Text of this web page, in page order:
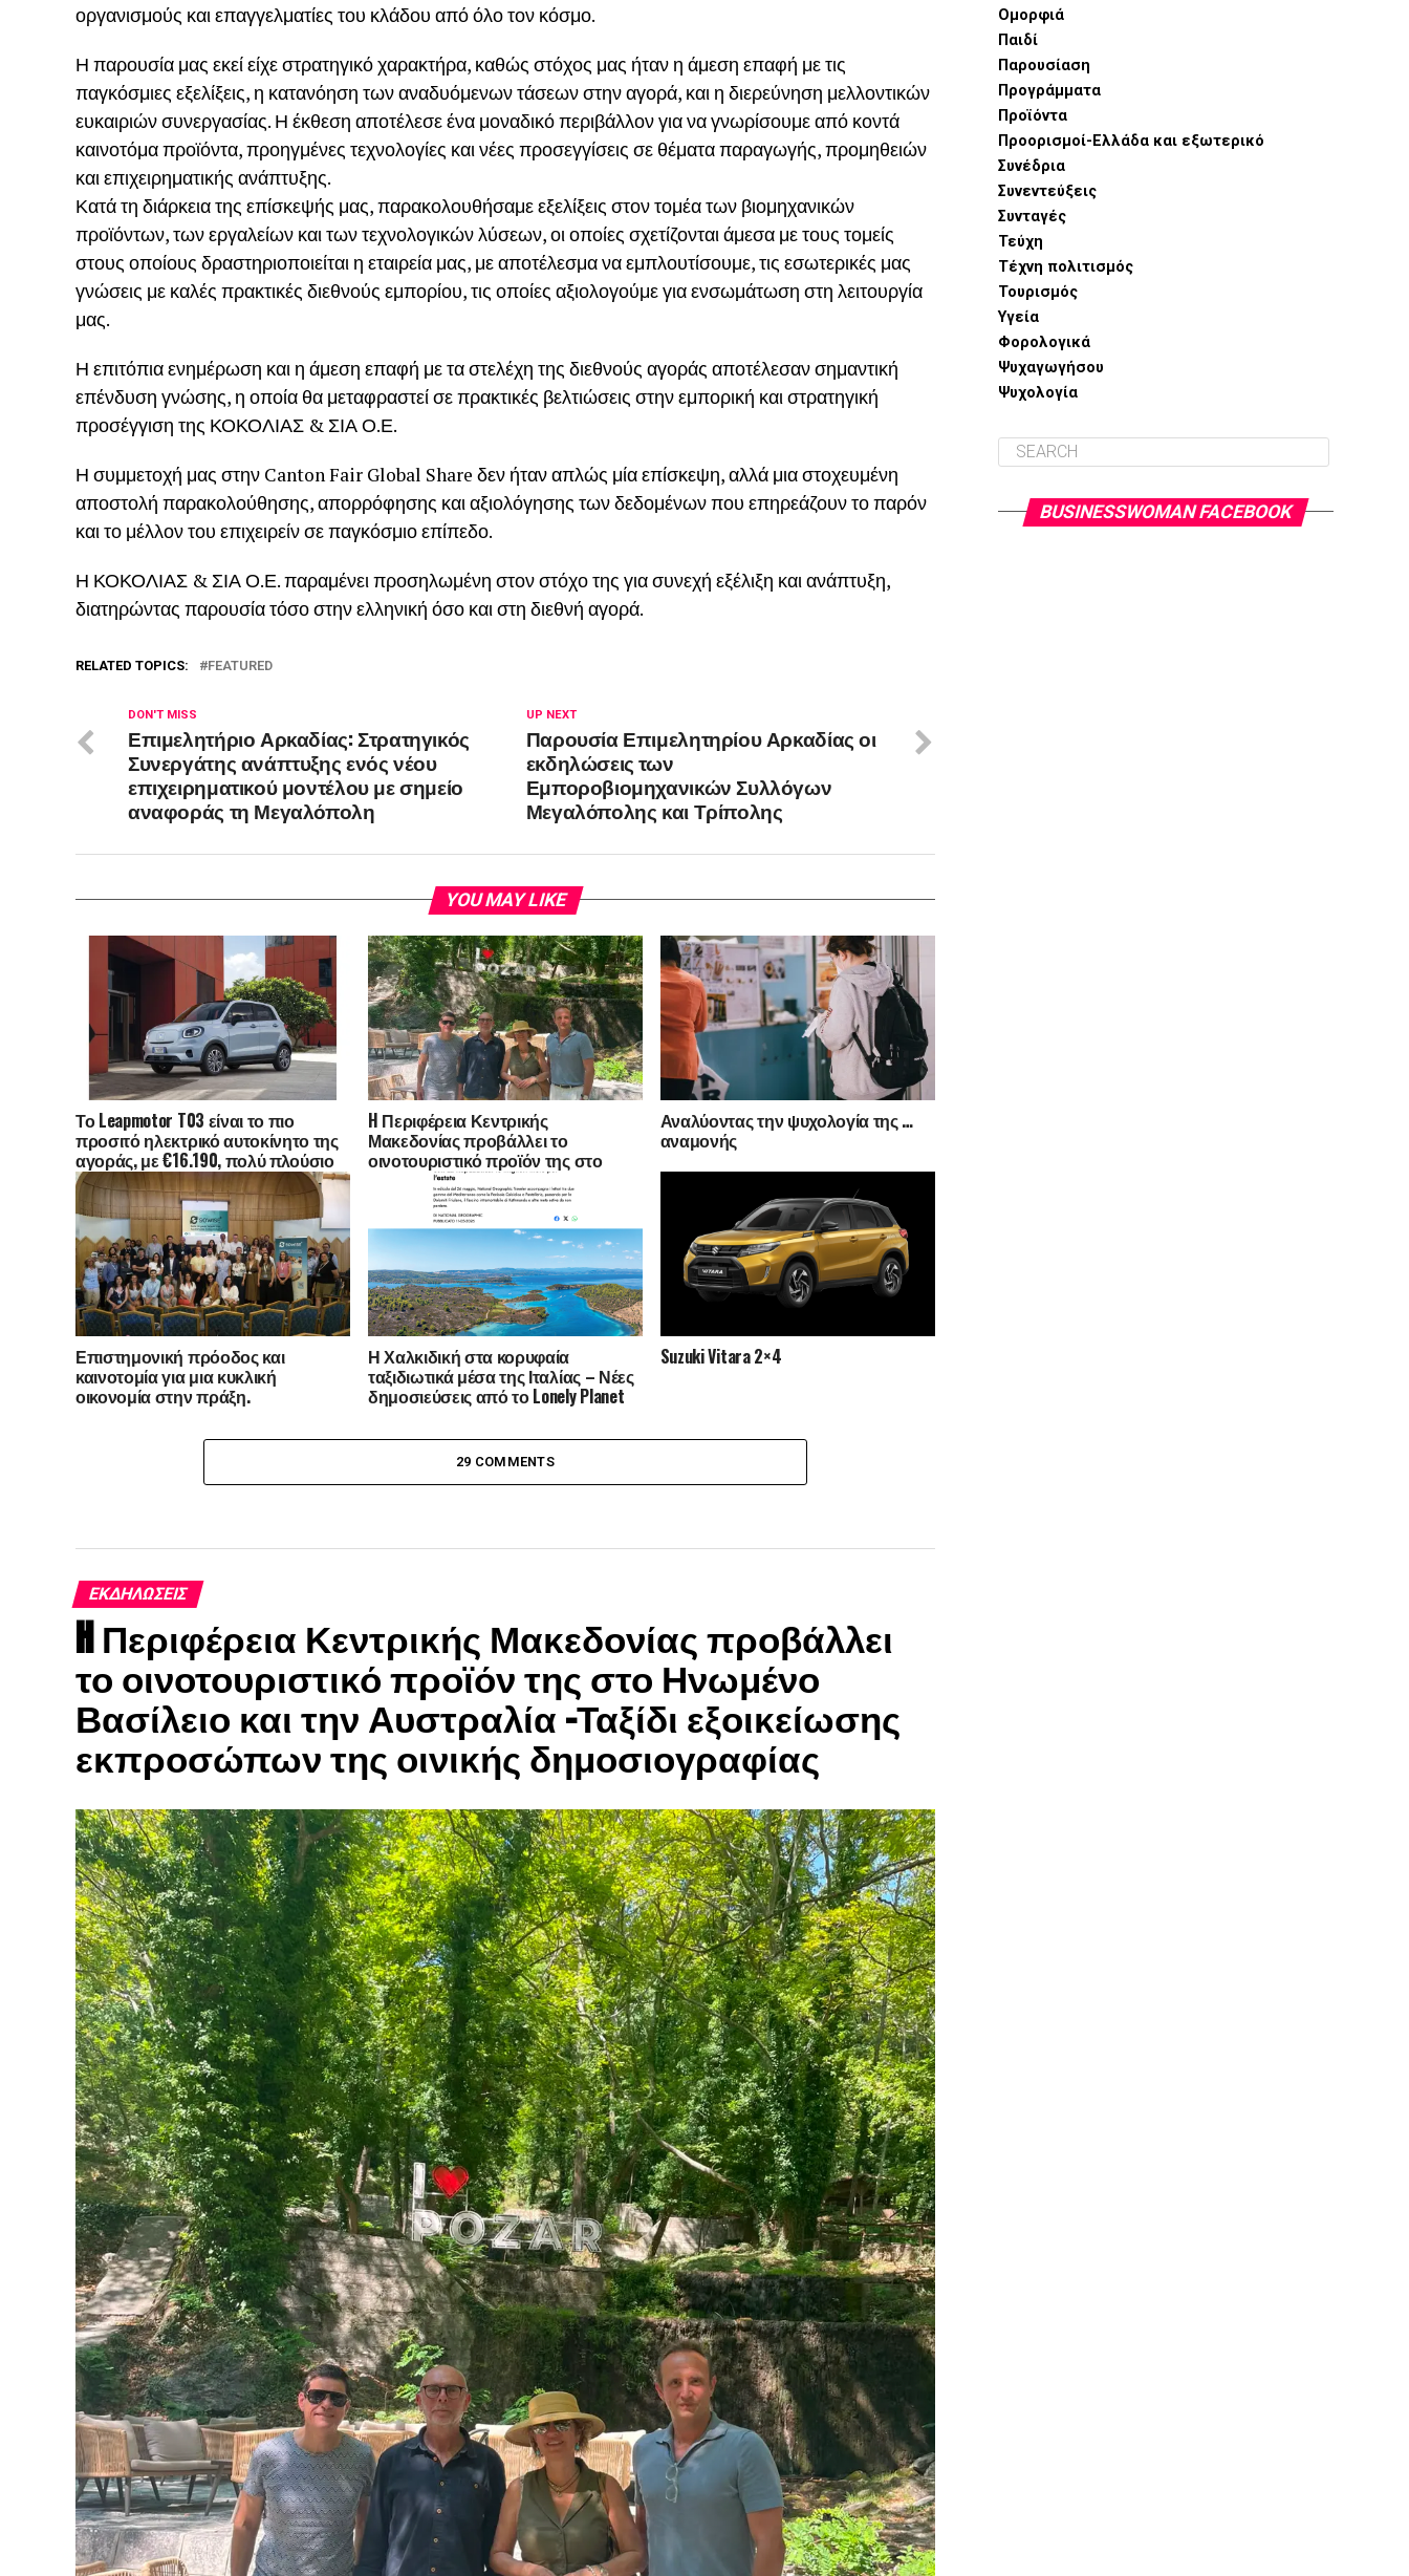
οργανισμούς και επαγγελματίες του κλάδου από όλο τον κόσμο.
Η παρουσία μας εκεί είχε στρατηγικό χαρακτήρα, καθώς στόχος μας ήταν η άμεση επαφή με τις
παγκόσμιες εξελίξεις, η κατανόηση των αναδυόμενων τάσεων στην αγορά, και η διερεύνηση μελλοντικών
ευκαιριών συνεργασίας. Η έκθεση αποτέλεσε ένα μοναδικό περιβάλλον για να γνωρίσουμε από κοντά
καινοτόμα προϊόντα, προηγμένες τεχνολογίες και νέες προσεγγίσεις σε θέματα παραγωγής, προμηθειών
και επιχειρηματικής ανάπτυξης.
Κατά τη διάρκεια της επίσκεψής μας, παρακολουθήσαμε εξελίξεις στον τομέα των βιομηχανικών
προϊόντων, των εργαλείων και των τεχνολογικών λύσεων, οι οποίες σχετίζονται άμεσα με τους τομείς
στους οποίους δραστηριοποιείται η εταιρεία μας, με αποτέλεσμα να εμπλουτίσουμε, τις εσωτερικές μας
γνώσεις με καλές πρακτικές διεθνούς εμπορίου, τις οποίες αξιολογούμε για ενσωμάτωση στη λειτουργία
μας.
Η επιτόπια ενημέρωση και η άμεση επαφή με τα στελέχη της διεθνούς αγοράς αποτέλεσαν σημαντική
επένδυση γνώσης, η οποία θα μεταφραστεί σε πρακτικές βελτιώσεις στην εμπορική και στρατηγική
προσέγγιση της ΚΟΚΟΛΙΑΣ & ΣΙΑ Ο.Ε.
Η συμμετοχή μας στην Canton Fair Global Share δεν ήταν απλώς μία επίσκεψη, αλλά μια στοχευμένη
αποστολή παρακολούθησης, απορρόφησης και αξιολόγησης των δεδομένων που επηρεάζουν το παρόν
και το μέλλον του επιχειρείν σε παγκόσμιο επίπεδο.
Η ΚΟΚΟΛΙΑΣ & ΣΙΑ Ο.Ε. παραμένει προσηλωμένη στον στόχο της για συνεχή εξέλιξη και ανάπτυξη,
διατηρώντας παρουσία τόσο στην ελληνική όσο και στη διεθνή αγορά.
RELATED TOPICS: FEATURED
UP NEXT
Παρουσία Επιμελητηρίου Αρκαδίας οι
εκδηλώσεις των
Εμποροβιομηχανικών Συλλόγων
Μεγαλόπολης και Τρίπολης
DON'T MISS
Επιμελητήριο Αρκαδίας: Στρατηγικός
Συνεργάτης ανάπτυξης ενός νέου
επιχειρηματικού μοντέλου με σημείο
αναφοράς τη Μεγαλόπολη
YOU MAY LIKE
Το Leapmotor T03 είναι το πιο
προσιτό ηλεκτρικό αυτοκίνητο της
αγοράς, με €16.190, πολύ πλούσιο
εξοπλισμό και δωρεάν επιλογή
χρώματος
H Περιφέρεια Κεντρικής
Μακεδονίας προβάλλει το
οινοτουριστικό προϊόν της στο
Ηνωμένο Βασίλειο και την
Αυστραλία -Ταξίδι εξοικείωσης
εκπροσώπων της οινικής
δημοσιογραφίας
Αναλύοντας την ψυχολογία της …
αναμονής
Επιστημονική πρόοδος και
καινοτομία για μια κυκλική
οικονομία στην πράξη.
Η Χαλκιδική στα κορυφαία
ταξιδιωτικά μέσα της Ιταλίας – Νέες
δημοσιεύσεις από το Lonely Planet
Traveler Italia
Suzuki Vitara 2×4
29 COMMENTS
ΕΚΔΗΛΏΣΕΙΣ
H Περιφέρεια Κεντρικής Μακεδονίας προβάλλει
το οινοτουριστικό προϊόν της στο Ηνωμένο
Βασίλειο και την Αυστραλία -Ταξίδι εξοικείωσης
εκπροσώπων της οινικής δημοσιογραφίας
Ομορφιά
Παιδί
Παρουσίαση
Προγράμματα
Προϊόντα
Προορισμοί-Ελλάδα και εξωτερικό
Συνέδρια
Συνεντεύξεις
Συνταγές
Τεύχη
Τέχνη πολιτισμός
Τουρισμός
Υγεία
Φορολογικά
Ψυχαγωγήσου
Ψυχολογία
BUSINESSWOMAN FACEBOOK